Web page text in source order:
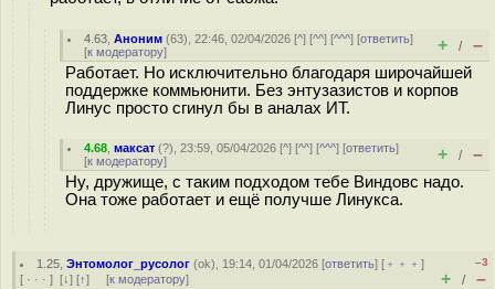
4.63 ,Аноним (63), 22:46, 02/04/2026 [^] [^^] [^^^] [ответить]
[к модератору] + / –
Работает. Но исключительно благодаря широчайшей
поддержке коммьюнити. Без энтузазистов и корпов
Линус просто сгинул бы в аналах ИТ.
4.68 ,максат (?), 23:59, 05/04/2026 [^] [^^] [^^^] [ответить]
[к модератору] + / –
Ну, дружище, с таким подходом тебе Виндовс надо.
Она тоже работает и ещё получше Линукса.
1.25 ,Энтомолог_русолог (ok), 19:14, 01/04/2026 [ответить] [ ﹢﹢﹢]
[ · · · ] [↓] [↑] [к модератору]
–3
+ / –